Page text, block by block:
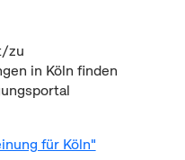
zu
in Köln finden
für Köln"